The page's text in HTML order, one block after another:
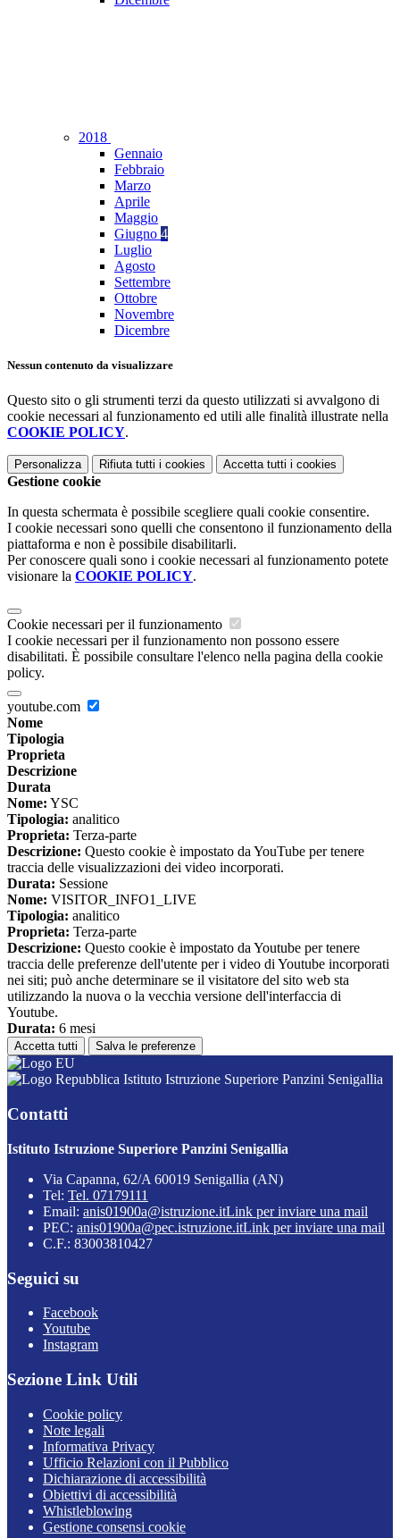
2018
Gennaio
Febbraio
Marzo
Aprile
Maggio
Giugno 4
Luglio
Agosto
Settembre
Ottobre
Novembre
Dicembre
Nessun contenuto da visualizzare
Questo sito o gli strumenti terzi da questo utilizzati si avvalgono di
cookie necessari al funzionamento ed utili alle finalità illustrate nella
COOKIE POLICY.
Personalizza Rifiuta tutti i cookies Accetta tutti i cookies
Gestione cookie
In questa schermata è possibile scegliere quali cookie consentire.
I cookie necessari sono quelli che consentono il funzionamento della
piattaforma e non è possibile disabilitarli.
Per conoscere quali sono i cookie necessari al funzionamento potete
visionare la COOKIE POLICY.
Cookie necessari per il funzionamento
I cookie necessari per il funzionamento non possono essere
disabilitati. È possibile consultare l'elenco nella pagina della cookie
policy.
youtube.com
Nome
Tipologia
Proprieta
Descrizione
Durata
Nome: YSC
Tipologia: analitico
Proprieta: Terza-parte
Descrizione: Questo cookie è impostato da YouTube per tenere
traccia delle visualizzazioni dei video incorporati.
Durata: Sessione
Nome: VISITOR_INFO1_LIVE
Tipologia: analitico
Proprieta: Terza-parte
Descrizione: Questo cookie è impostato da Youtube per tenere
traccia delle preferenze dell'utente per i video di Youtube incorporati
nei siti; può anche determinare se il visitatore del sito web sta
utilizzando la nuova o la vecchia versione dell'interfaccia di
Youtube.
Durata: 6 mesi
Accetta tutti Salva le preferenze
Istituto Istruzione Superiore Panzini Senigallia
Contatti
Istituto Istruzione Superiore Panzini Senigallia
Via Capanna, 62/A 60019 Senigallia (AN)
Tel: Tel. 07179111
Email: anis01900a@istruzione.itLink per inviare una mail
PEC: anis01900a@pec.istruzione.itLink per inviare una mail
C.F.: 83003810427
Seguici su
Facebook
Youtube
Instagram
Sezione Link Utili
Cookie policy
Note legali
Informativa Privacy
Ufficio Relazioni con il Pubblico
Dichiarazione di accessibilità
Obiettivi di accessibilità
Whistleblowing
Gestione consensi cookie